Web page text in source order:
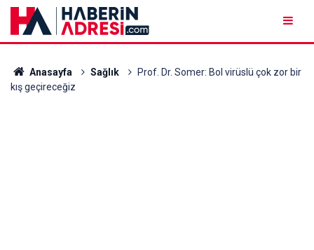
Anasayfa Sağlık
Prof. Dr. Somer: Bol virüslü çok zor bir
kış geçireceğiz